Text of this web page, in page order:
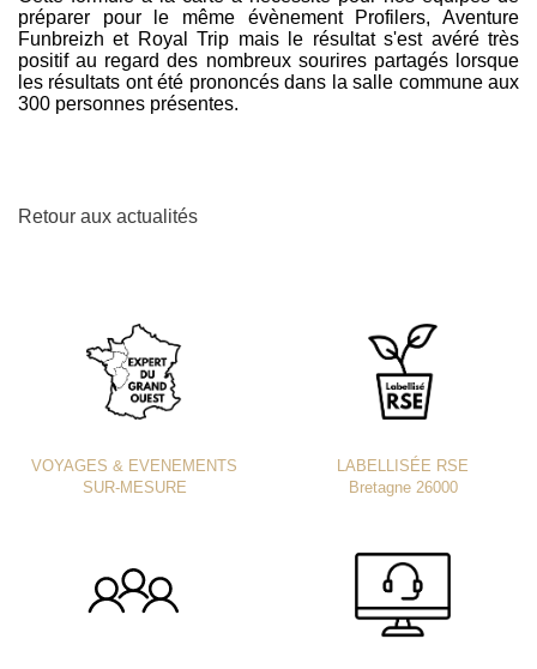
préparer pour le même évènement Profilers, Aventure
Funbreizh et Royal Trip mais le résultat s'est avéré très
positif au regard des nombreux sourires partagés lorsque
les résultats ont été prononcés dans la salle commune aux
300 personnes présentes.
Retour aux actualités
VOYAGES & EVENEMENTS
SUR-MESURE
LABELLISÉE RSE
Bretagne 26000